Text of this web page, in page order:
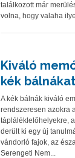
találkozott már
volna, hogy valaha
Kiváló
kék
A kék bálnák kiváló
rendszeresen azokra
tápláléklelőhelyekre,
derült ki egy új
vándorló fajok, az
Serengeti Nem...